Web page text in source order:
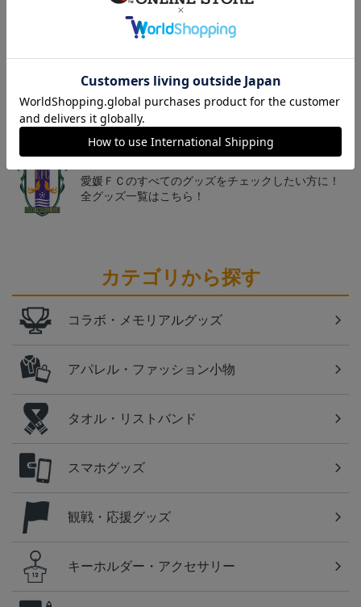
愛媛
クラウドファンディング！みんなで紡ぐ～愛媛ＦＣ
サンパークプロジェクト～
愛媛ＦＣのすべてのグッズをチェックしたい方に！
全グッズ一覧はこちら！
カテゴリから探す
コラボ・メモリアルグッズ
アパレル・ファッション小物
タオル・リストバンド
スマホグッズ
観戦・応援グッズ
キーホルダー・アクセサリー